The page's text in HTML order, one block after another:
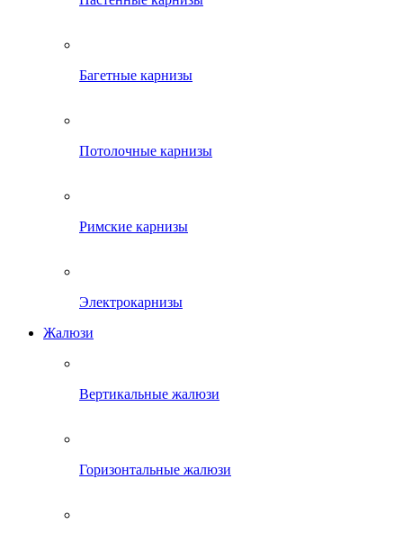
Багетные карнизы
Потолочные карнизы
Римские карнизы
Электрокарнизы
Жалюзи
Вертикальные жалюзи
Горизонтальные жалюзи